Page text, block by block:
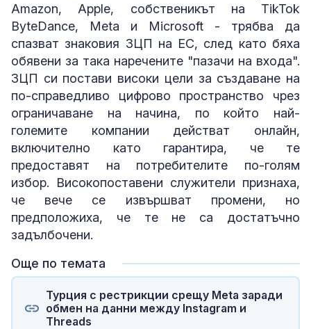
Amazon, Apple, собственикът на TikTok
ByteDance, Meta и Microsoft - трябва да
спазват знаковия ЗЦП на ЕС, след като бяха
обявени за така наречените "пазачи на входа".
ЗЦП си постави високи цели за създаване на
по-справедливо цифрово пространство чрез
ограничаване на начина, по който най-
големите компании действат онлайн,
включително като гарантира, че те
предоставят на потребителите по-голям
избор. Високопоставени служители признаха,
че вече се извършват промени, но
предположиха, че те не са достатъчно
задълбочени.
Още по темата
Турция с рестрикции срещу Meta заради
обмен на данни между Instagram и
Threads